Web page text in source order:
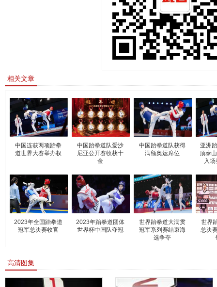
相关文章
中国连获两项跆拳
道世界大赛举办权
中国跆拳道队爱沙
尼亚公开赛收获十
金
中国跆拳道队获得
满额奥运席位
亚洲
顶泰
入
2023年全国跆拳道
冠军总决赛收官
2023年跆拳道团体
世界杯中国队夺冠
世界跆拳道大满贯
冠军系列赛结束海
选争夺
世界
总决
高清图集